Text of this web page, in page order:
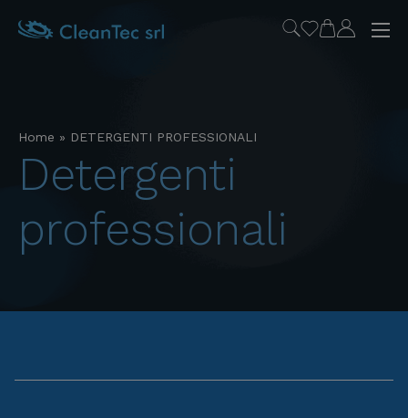
Home » DETERGENTI PROFESSIONALI
detergenti
professionali